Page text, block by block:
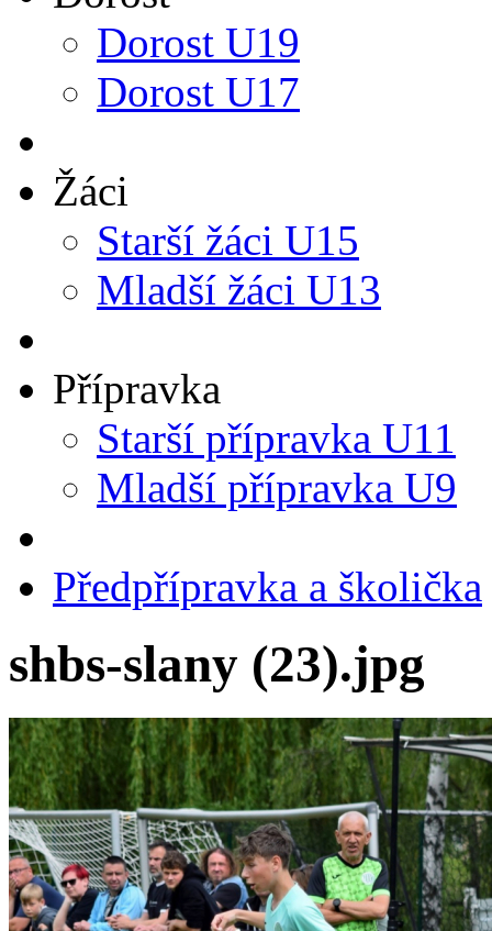
Dorost U19
Dorost U17
Žáci
Starší žáci U15
Mladší žáci U13
Přípravka
Starší přípravka U11
Mladší přípravka U9
Předpřípravka a školička
shbs-slany (23).jpg